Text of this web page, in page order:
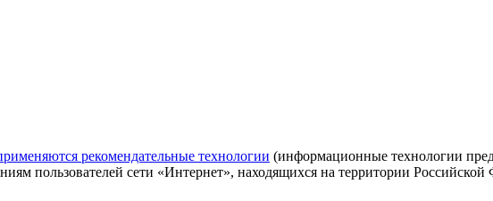
рекомендательные технологии (информационные технологии
пользователей сети «Интернет», находящихся на территории